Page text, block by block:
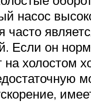
насос
часто
Если он
на холостом